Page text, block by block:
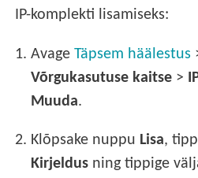
IP-komplekti lisamiseks:
1. AvageTäpsem häälestus
Võrgukasutuse kaitse >
Muuda.
2. Klõpsake nuppu Lisa,
Kirjeldus ning tippige